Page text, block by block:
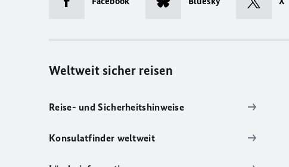
Weltweit sicher reisen
Reise- und Sicherheitshinweise
Konsulatfinder weltweit